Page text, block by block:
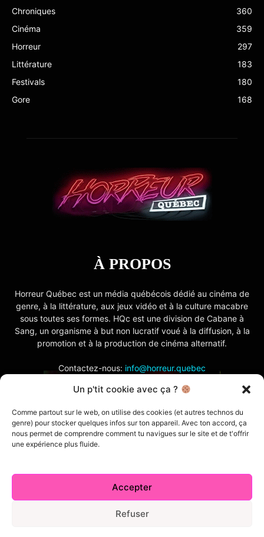
Un p'tit cookie avec ça ?
Comme partout sur le web, on utilise des cookies (et autres technos du
genre) pour stocker quelques infos sur ton appareil. Avec ton accord, ça
nous permet de comprendre comment tu navigues sur le site et de t'offrir
une expérience plus fluide.
Accepter
Refuser
Chroniques
360
Cinéma
359
Horreur
297
Littérature
183
Festivals
180
Gore
168
À PROPOS
Horreur Québec est un média québécois dédié au cinéma de
genre, à la littérature, aux jeux vidéo et à la culture macabre
sous toutes ses formes. HQc est une division de Cabane à
Sang, un organisme à but non lucratif voué à la diffusion, à la
promotion et à la production de cinéma alternatif.
Contactez-nous: info@horreur.quebec
SUIVEZ NOUS
Index